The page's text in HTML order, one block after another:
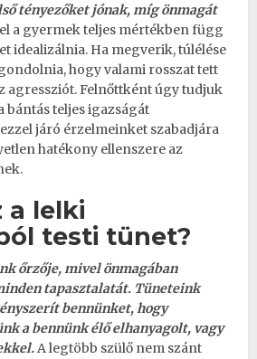
tényezőket jónak, míg önmagát
a gyermek teljes mértékben függ
idealizálnia. Ha megverik, túlélése
hogy valami rosszat tett
agressziót. Felnőttként úgy tudjuk
bántás teljes igazságát
járó érzelmeinket szabadjára
hatékony ellenszere az
a lelki
testi tünet?
őrzője, mivel önmagában
tapasztalatát. Tüneteink
bennünket, hogy
a bennünk élő elhanyagolt, vagy
A legtöbb szülő nem szánt